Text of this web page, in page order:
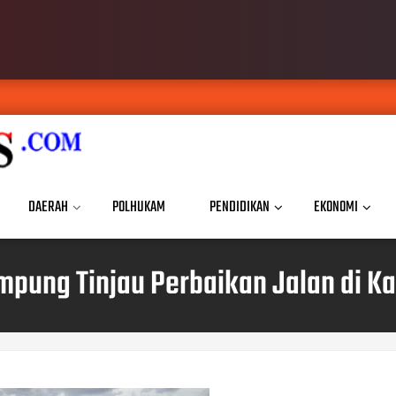
DAERAH POLHUKAM PENDIDIKAN EKONOMI
Tinjau Perbaikan Jalan di